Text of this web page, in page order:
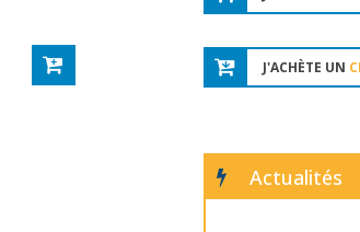
J'ACHÈTE UN
Actualités